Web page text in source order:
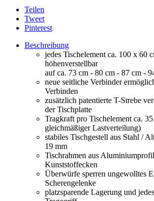
Teilen
Tweet
Pinterest
Beschreibung
jedes Tischelement ca. 100 x 60
höhenverstellbar
auf ca. 73 cm - 80 cm - 87 cm -
neue seitliche Verbinder
Verbinden
zusätzlich patentierte T-Strebe
der Tischplatte
Tragkraft pro Tischelement ca.
gleichmäßiger Lastverteilung)
stabiles Tischgestell aus Stahl /
19 mm
Tischrahmen aus
Kunststoffecken
Überwürfe sperren ungewolltes
Scherengelenke
platzsparende Lagerung und